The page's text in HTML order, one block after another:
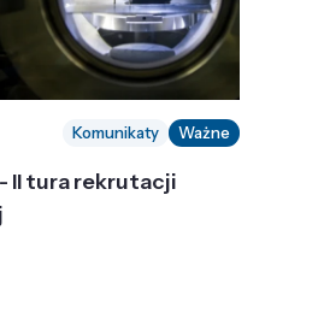
Komunikaty Ważne
II tura rekrutacji